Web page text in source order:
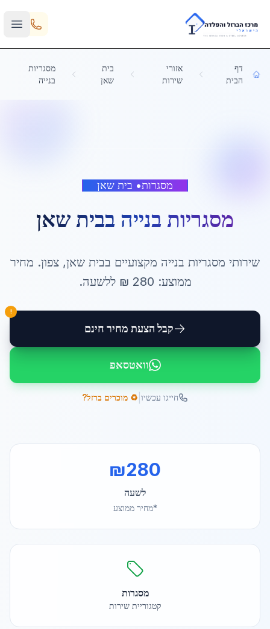
Skip to main content
דף
הבית
אזורי
שירות
בית
שאן
מסגריות
בנייה
מסגרות• בית שאן
מסגריות בנייה בבית שאן
שירותי מסגריות בנייה מקצועיים בבית שאן, צפון. מחיר
ממוצע: 280 ₪ ללשעה.
קבל הצעת מחיר חינם
!
וואטסאפ
חייגו עכשיו ♻️ מוכרים ברזל?
₪280
לשעה
*מחיר ממוצע
מסגרות
קטגוריית שירות